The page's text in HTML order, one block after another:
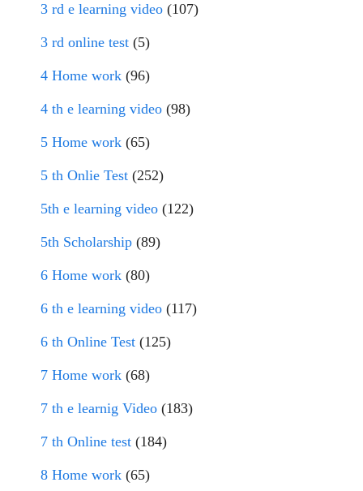
3 rd e learning video (107)
3 rd online test (5)
4 Home work (96)
4 th e learning video (98)
5 Home work (65)
5 th Onlie Test (252)
5th e learning video (122)
5th Scholarship (89)
6 Home work (80)
6 th e learning video (117)
6 th Online Test (125)
7 Home work (68)
7 th e learnig Video (183)
7 th Online test (184)
8 Home work (65)